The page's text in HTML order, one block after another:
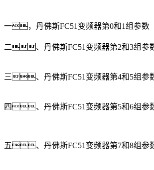
一，丹佛斯FC51变频器第0和1组参数
二、丹佛斯FC51变频器第2和3组参
三、丹佛斯FC51变频器第4和5组参
四、丹佛斯FC51变频器第5和6组参
五、丹佛斯FC51变频器第7和8组参